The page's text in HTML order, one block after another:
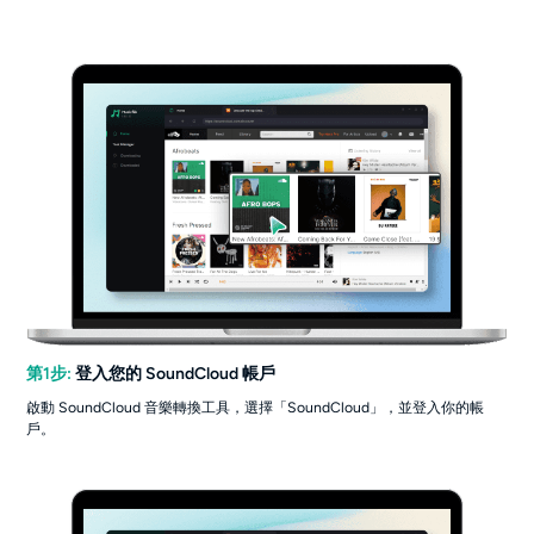
第1步: 登入您的 SoundCloud 帳戶
啟動 SoundCloud 音樂轉換工具，選擇「SoundCloud」，並登入你的帳
戶。